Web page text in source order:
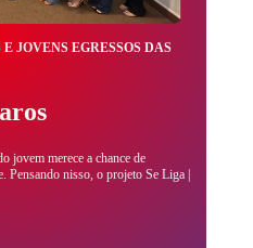
JOVENS EGRESSOS DAS
jovem merece a chance de
nisso, o projeto Se Liga |